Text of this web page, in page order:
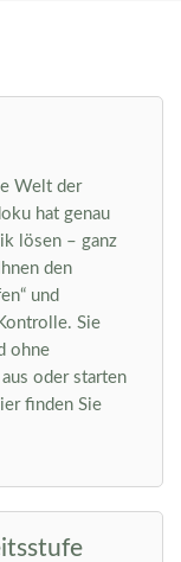
Welt der
hat genau
lösen – ganz
den
und
Sie
ohne
oder starten
finden Sie